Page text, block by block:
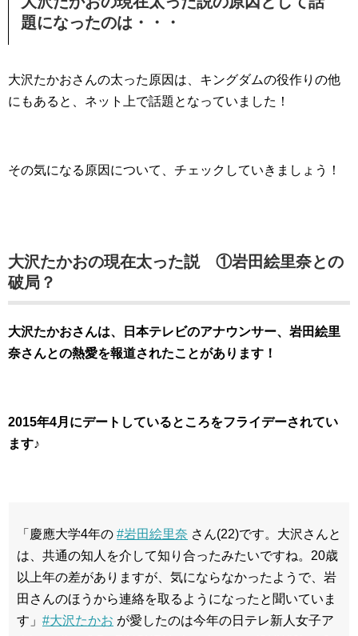
題になったのは・・・
大沢たかおさんの太った原因は、キングダムの役作りの他
にもあると、ネット上で話題となっていました！
その気になる原因について、チェックしていきましょう！
大沢たかおの現在太った説 ①岩田絵里奈との
破局？
大沢たかおさんは、日本テレビのアナウンサー、岩田絵里
奈さんとの熱愛を報道されたことがあります！
2015年4月にデートしているところをフライデーされてい
ます♪
「慶應大学4年の #岩田絵里奈 さん(22)です。大沢さんと
は、共通の知人を介して知り合ったみたいですね。20歳
以上年の差がありますが、気にならなかったようで、岩
田さんのほうから連絡を取るようになったと聞いていま
す」 #大沢たかお が愛したのは今年の日テレ新人女子ア